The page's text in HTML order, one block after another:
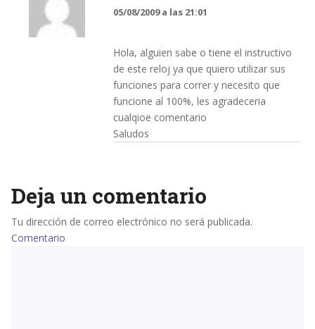
05/08/2009 a las 21:01
Hola, alguien sabe o tiene el instructivo
de este reloj ya que quiero utilizar sus
funciones para correr y necesito que
funcione al 100%, les agradeceria
cualqioe comentario
Saludos
Deja un comentario
Tu dirección de correo electrónico no será publicada.
Comentario